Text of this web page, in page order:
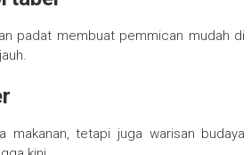
padat membuat pemmican mudah di
makanan, tetapi juga warisan budaya